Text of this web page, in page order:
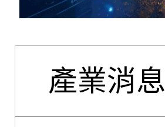
產業消息